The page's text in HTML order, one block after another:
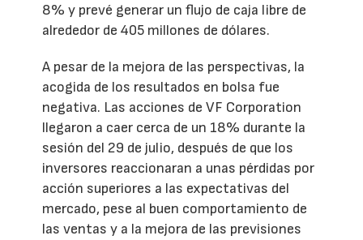
8% y prevé generar un flujo de caja libre de
alrededor de 405 millones de dólares.
A pesar de la mejora de las perspectivas, la
acogida de los resultados en bolsa fue
negativa. Las acciones de VF Corporation
llegaron a caer cerca de un 18% durante la
sesión del 29 de julio, después de que los
inversores reaccionaran a unas pérdidas por
acción superiores a las expectativas del
mercado, pese al buen comportamiento de
las ventas y a la mejora de las previsiones